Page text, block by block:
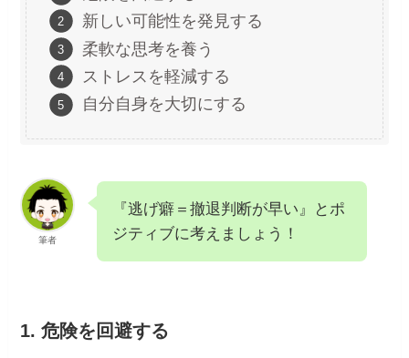
新しい可能性を発見する
柔軟な思考を養う
ストレスを軽減する
自分自身を大切にする
筆者
『逃げ癖＝撤退判断が早い』とポ
ジティブに考えましょう！
1. 危険を回避する